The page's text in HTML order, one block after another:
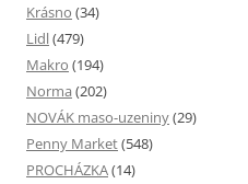
Krásno (34)
Lidl(479)
Makro (194)
Norma (202)
NOVÁK maso-uzeniny(29)
Penny Market(548)
PROCHÁZKA(14)